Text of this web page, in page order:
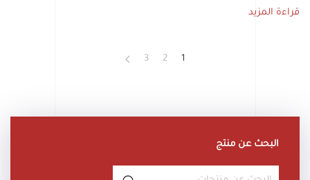
قراءة المزيد
1
2
3
البحث عن منتج
البحث